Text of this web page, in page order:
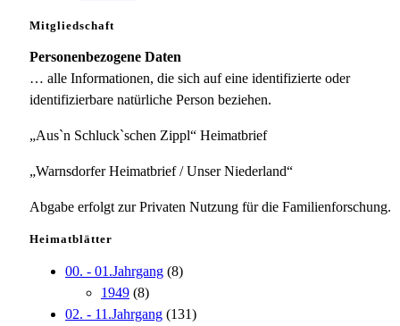
Mitgliedschaft
Personenbezogene Daten
… alle Informationen, die sich auf eine identifizierte oder
identifizierbare natürliche Person beziehen.
„Aus`n Schluck`schen Zippl“ Heimatbrief
„Warnsdorfer Heimatbrief / Unser Niederland“
Abgabe erfolgt zur Privaten Nutzung für die Familienforschung.
Heimatblätter
00. - 01.Jahrgang (8)
1949 (8)
02. - 11.Jahrgang (131)